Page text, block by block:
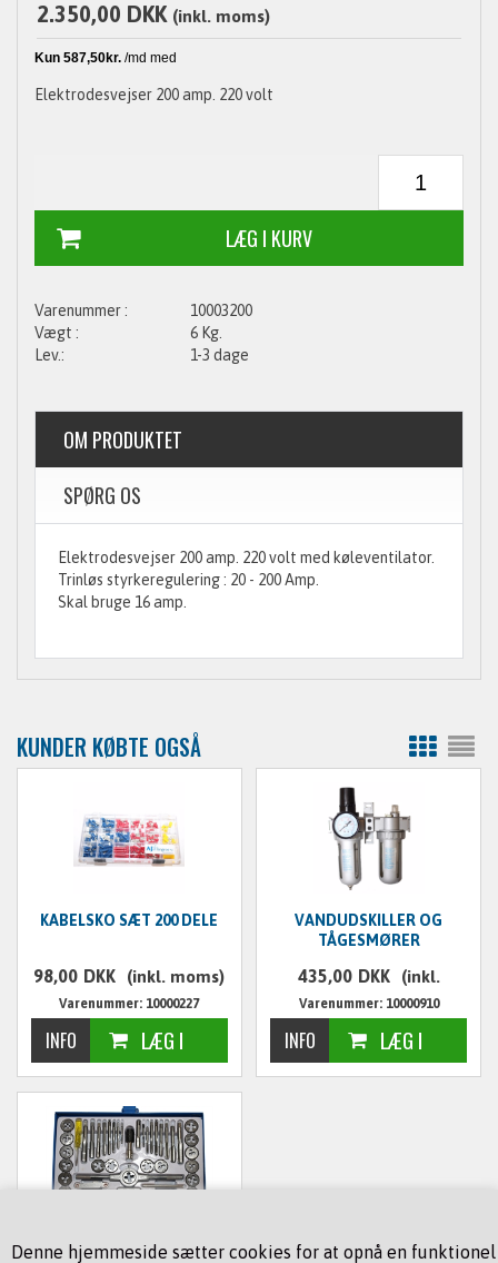
Denne hjemmeside sætter cookies for at opnå en funktionel
2.350,00 DKK (inkl. moms)
Elektrodesvejser 200 amp. 220 volt
10003200
6 Kg.
1-3 dage
OM PRODUKTET
SPØRG OS
Elektrodesvejser 200 amp. 220 volt med køleventilator.
Trinløs styrkeregulering : 20 - 200 Amp.
Skal bruge 16 amp.
KUNDER KØBTE OGSÅ
KABELSKO SÆT 200 DELE
98,00 DKK (inkl. moms)
Varenummer: 10000227
VANDUDSKILLER OG
TÅGESMØRER
435,00 DKK (inkl.
moms)
Varenummer: 10000910
GEVINDSKÆRESÆT